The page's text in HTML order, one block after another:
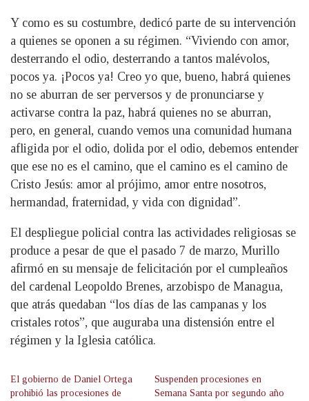
Y como es su costumbre, dedicó parte de su intervención
a quienes se oponen a su régimen. “Viviendo con amor,
desterrando el odio, desterrando a tantos malévolos,
pocos ya. ¡Pocos ya! Creo yo que, bueno, habrá quienes
no se aburran de ser perversos y de pronunciarse y
activarse contra la paz, habrá quienes no se aburran,
pero, en general, cuando vemos una comunidad humana
afligida por el odio, dolida por el odio, debemos entender
que ese no es el camino, que el camino es el camino de
Cristo Jesús: amor al prójimo, amor entre nosotros,
hermandad, fraternidad, y vida con dignidad”.
El despliegue policial contra las actividades religiosas se
produce a pesar de que el pasado 7 de marzo, Murillo
afirmó en su mensaje de felicitación por el cumpleaños
del cardenal Leopoldo Brenes, arzobispo de Managua,
que atrás quedaban “los días de las campanas y los
cristales rotos”, que auguraba una distensión entre el
régimen y la Iglesia católica.
El gobierno de Daniel Ortega
prohibió las procesiones de
Suspenden procesiones en
Semana Santa por segundo año